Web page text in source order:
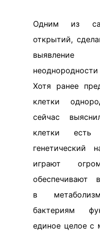
Одним из
открытий,
выявление
Хотя ранее
клетки
сейчас
клетки есть
генетический
играют
обеспечивают
в
бактериям
единое целое с